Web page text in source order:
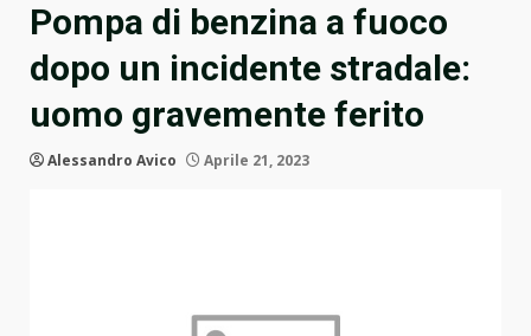
Pompa di benzina a fuoco
dopo un incidente stradale:
uomo gravemente ferito
Alessandro Avico Aprile 21, 2023